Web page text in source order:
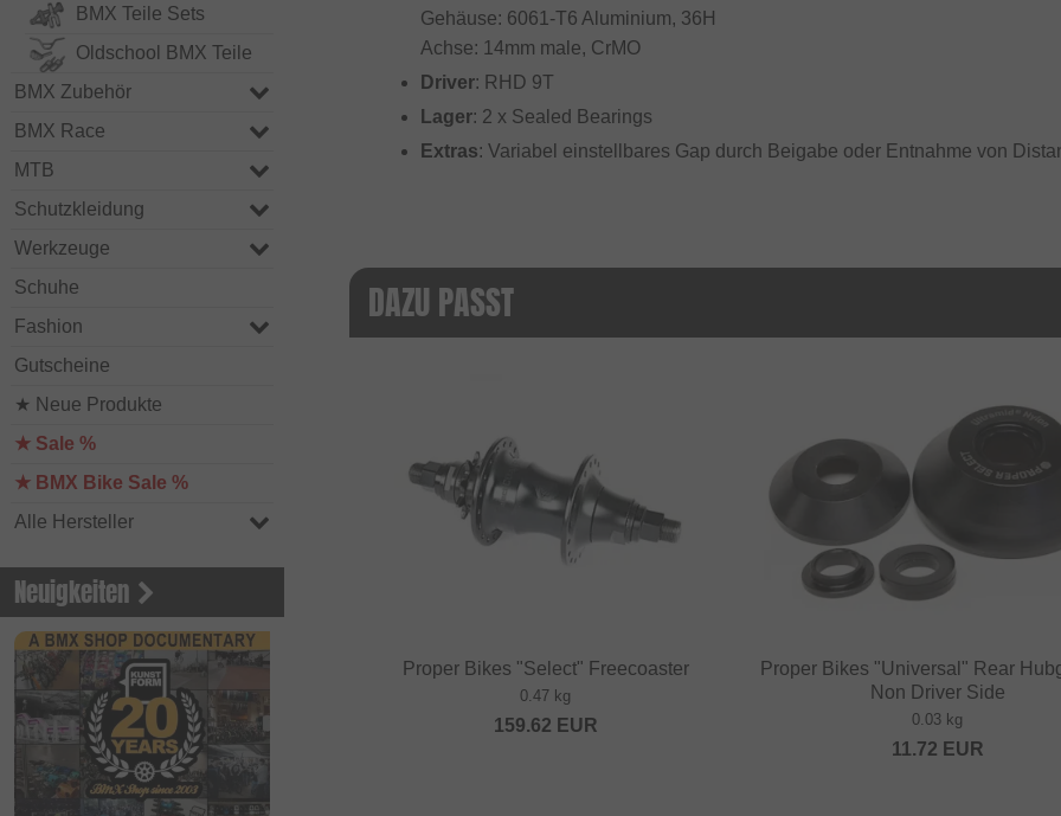
BMX Teile Sets
Oldschool BMX Teile
BMX Zubehör
BMX Race
MTB
Schutzkleidung
Werkzeuge
Schuhe
Fashion
Gutscheine
★ Neue Produkte
★ Sale %
★ BMX Bike Sale %
Alle Hersteller
Neuigkeiten
Gehäuse: 6061-T6 Aluminium, 36H
Achse: 14mm male, CrMO
Driver: RHD 9T
Lager: 2 x Sealed Bearings
Extras: Variabel einstellbares Gap durch Beigabe oder Entnahme von
DAZU PASST
Proper Bikes "Select" Freecoaster
0.47 kg
159.62 EUR
Proper Bikes "Universal" Rear
Non Driver Side
0.03 kg
11.72 EUR